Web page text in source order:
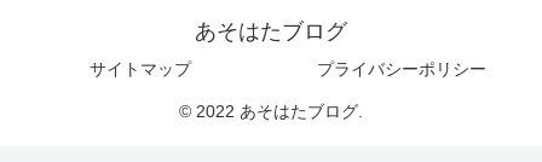
あそはたブログ
サイトマップ プライバシーポリシー
© 2022 あそはたブログ.